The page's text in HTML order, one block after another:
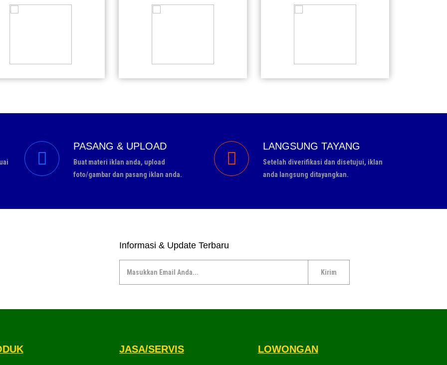
Rumah
22 Jun
Rumah
22 Jun
PASANG & UPLOAD
Buat materi iklan anda, upload
foto/gambar dan pasang iklan anda.
LANGSUNG TAYANG
Setelah diverifikasi dan disetujui, iklan
anda langsung ditayangkan.
Informasi & Update Terbaru
JASA/SERVIS LOWONGAN